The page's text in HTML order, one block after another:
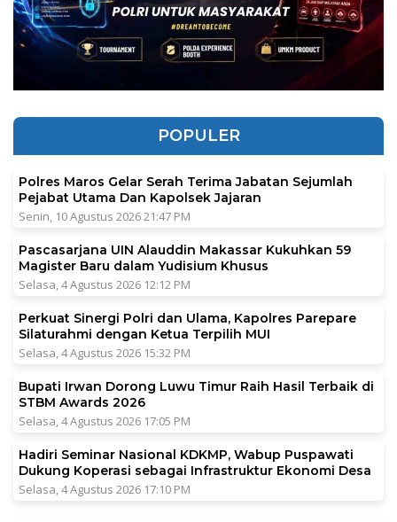
POPULER
Polres Maros Gelar Serah Terima Jabatan Sejumlah
Pejabat Utama Dan Kapolsek Jajaran
Senin, 10 Agustus 2026 21:47 PM
Pascasarjana UIN Alauddin Makassar Kukuhkan 59
Magister Baru dalam Yudisium Khusus
Selasa, 4 Agustus 2026 12:12 PM
Perkuat Sinergi Polri dan Ulama, Kapolres Parepare
Silaturahmi dengan Ketua Terpilih MUI
Selasa, 4 Agustus 2026 15:32 PM
Bupati Irwan Dorong Luwu Timur Raih Hasil Terbaik di
STBM Awards 2026
Selasa, 4 Agustus 2026 17:05 PM
Hadiri Seminar Nasional KDKMP, Wabup Puspawati
Dukung Koperasi sebagai Infrastruktur Ekonomi Desa
Selasa, 4 Agustus 2026 17:10 PM